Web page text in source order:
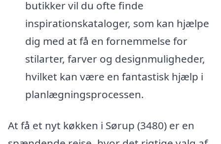
butikker vil du ofte finde
inspirationskataloger, som kan hjælpe
dig med at få en fornemmelse for
stilarter, farver og designmuligheder,
hvilket kan være en fantastisk hjælp i
planlægningsprocessen.
At få et nyt køkken i Sørup (3480) er en